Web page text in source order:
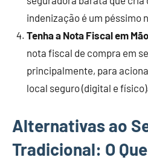
indenização é um péssimo
Tenha a Nota Fiscal em
nota fiscal de compra em
principalmente, para
local seguro (digital e
Alternativas ao
Tradicional: O